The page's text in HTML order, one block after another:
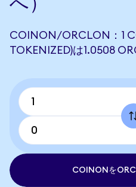
COINON/ORCLON：1
TOKENIZED)は1.0508
COINONを